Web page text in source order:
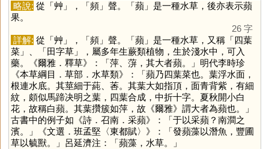
略說: 從「 艸 」，「 頻」聲。「 蘋」是一種水草，後亦表示蘋
果。
26 字
詳解: 從「 艸 」，「 頻」聲。「 蘋」是一種水草，又稱「四葉
菜」、「田字草」，屬多年生蕨類植物，生於淺水中，可入
藥。《爾雅．釋草》：「萍、蓱，其大者蘋。」明代李時珍
《本草綱目．草部．水草類》：「蘋乃四葉菜也。葉浮水面，
根連水底。其莖細于蒓、莕。其葉大如指頂，面青背紫，有細
紋，頗似馬蹄决明之葉，四葉合成，中折十字。夏秋開小白
花，故稱白蘋。其葉攢簇如萍，故《爾雅》謂大者為蘋也。」
古書中的例子如《詩．召南．采蘋》：「于以采蘋？南澗之
濱。」《文選．班孟堅〈東都賦〉》：「發蘋藻以潛魚，豐圃
草以毓獸。」呂延濟注：「蘋藻，水草。」